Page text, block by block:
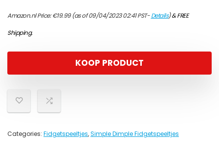
Amazon.nl Price:€19.99(as of 09/04/2023 02:41 PST-Details)&FREE
Shipping.
KOOP PRODUCT
Categories: Fidgetspeeltjes,Simple Dimple Fidgetspeeltjes